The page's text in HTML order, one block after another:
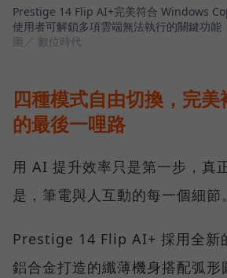
Prestige 14 Flip AI+完美符合 Windows
使用者可解鎖多項雲端無法執行的關鍵功能
圖／ 數位時代
四種模式自由切換，完
的最後一哩路
用 AI 提升效率只是第一步，真
是，筆電與人互動的每一個細節。
Prestige 14 Flip AI+ 採用全新
鋁合金打造的纖薄機身搭配弧形